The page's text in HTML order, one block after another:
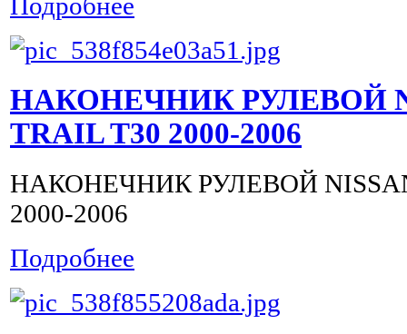
НАКОНЕЧНИК РУЛЕВОЙ
TRAIL T30 2000-2006
НАКОНЕЧНИК РУЛЕВОЙ
2000-2006
Подробнее